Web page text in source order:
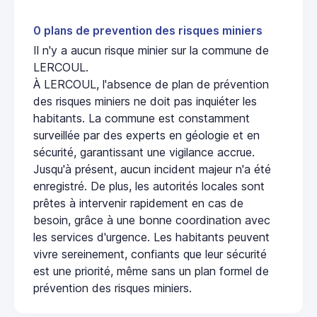
0 plans de prevention des risques miniers
Il n'y a aucun risque minier sur la commune de
LERCOUL.
À LERCOUL, l'absence de plan de prévention
des risques miniers ne doit pas inquiéter les
habitants. La commune est constamment
surveillée par des experts en géologie et en
sécurité, garantissant une vigilance accrue.
Jusqu'à présent, aucun incident majeur n'a été
enregistré. De plus, les autorités locales sont
prêtes à intervenir rapidement en cas de
besoin, grâce à une bonne coordination avec
les services d'urgence. Les habitants peuvent
vivre sereinement, confiants que leur sécurité
est une priorité, même sans un plan formel de
prévention des risques miniers.